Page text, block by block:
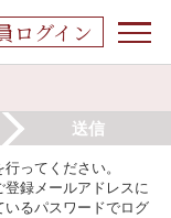
ログイン
送信
ってください。
録メールアドレスに
るパスワードでログ